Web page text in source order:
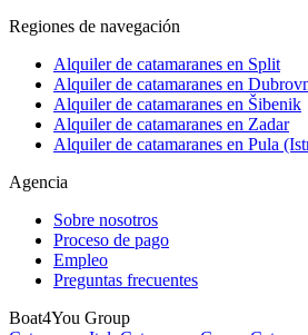
Regiones de navegación
Alquiler de catamaranes en Split
Alquiler de catamaranes en
Alquiler de catamaranes en Šibenik
Alquiler de catamaranes en Zadar
Alquiler de catamaranes en Pula
Agencia
Sobre nosotros
Proceso de pago
Empleo
Preguntas frecuentes
Boat4You Group